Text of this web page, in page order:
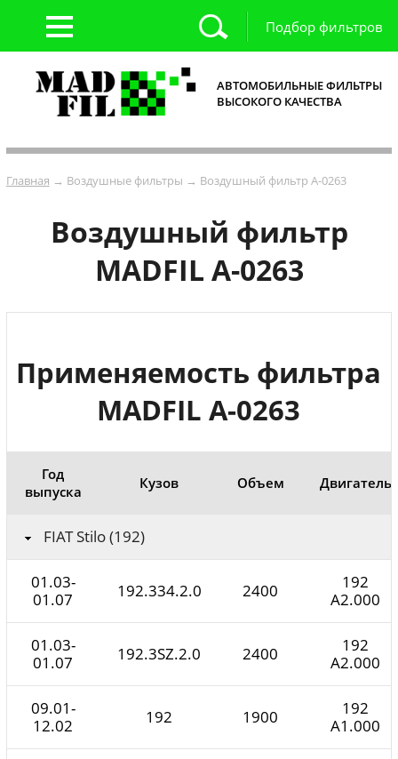
Подбор фильтров
АВТОМОБИЛЬНЫЕ ФИЛЬТРЫ
ВЫСОКОГО КАЧЕСТВА
Главная → Воздушные фильтры → Воздушный фильтр A-0263
Воздушный фильтр
MADFIL A-0263
Применяемость фильтра
MADFIL A-0263
Год
выпуска
Кузов Объем Двигатель
FIAT Stilo (192)
01.03-
01.07
192.334.2.0 2400
192
A2.000
01.03-
01.07
192.3SZ.2.0 2400
192
A2.000
09.01-
12.02
192 1900
192
A1.000